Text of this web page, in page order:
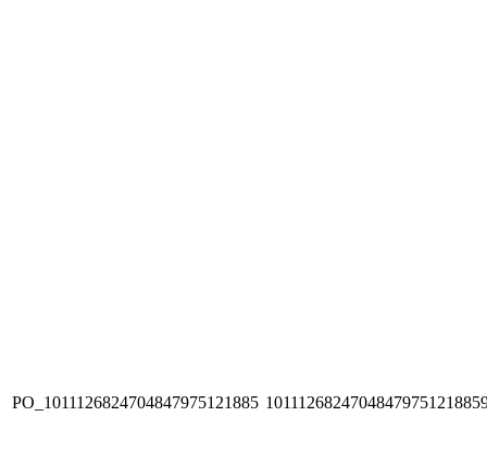
PO_1011126824704847975121885